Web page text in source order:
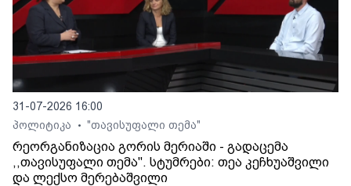
31-07-2026 16:00
პოლიტიკა
• "თავისუფალი თემა"
რეორგანიზაცია გორის მერიაში - გადაცემა
,,თავისუფალი თემა". სტუმრები: თეა კეჩხუაშვილი
და ლექსო მერებაშვილი